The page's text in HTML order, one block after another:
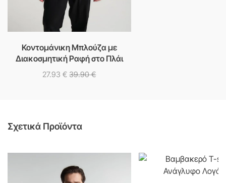
Κοντομάνικη Μπλούζα με
Διακοσμητική Ραφή στο Πλάι
27.93€ 39.90€
Σχετικά Προϊόντα